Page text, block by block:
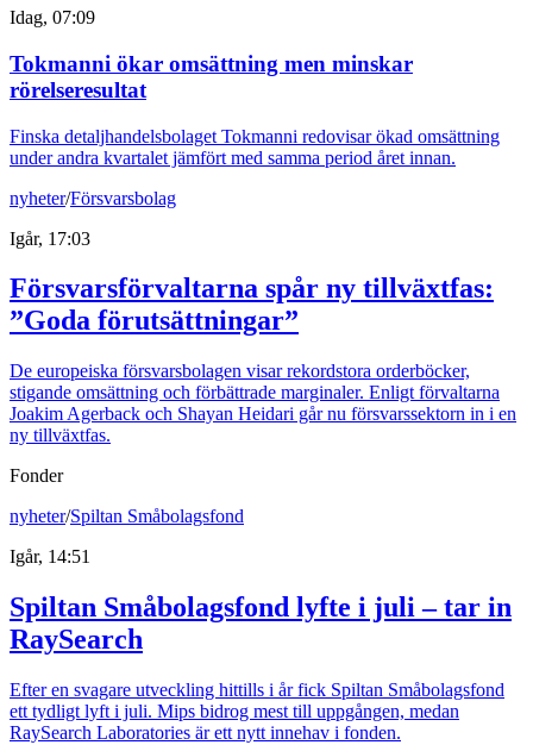
Idag, 07:09
Tokmanni ökar omsättning men minskar
rörelseresultat
Finska detaljhandelsbolaget Tokmanni redovisar ökad omsättning
under andra kvartalet jämfört med samma period året innan.
nyheter/Försvarsbolag
Igår, 17:03
Försvarsförvaltarna spår ny tillväxtfas:
”Goda förutsättningar”
De europeiska försvarsbolagen visar rekordstora orderböcker,
stigande omsättning och förbättrade marginaler. Enligt förvaltarna
Joakim Agerback och Shayan Heidari går nu försvarssektorn in i en
ny tillväxtfas.
Fonder
nyheter/Spiltan Småbolagsfond
Igår, 14:51
Spiltan Småbolagsfond lyfte i juli – tar in
RaySearch
Efter en svagare utveckling hittills i år fick Spiltan Småbolagsfond
ett tydligt lyft i juli. Mips bidrog mest till uppgången, medan
RaySearch Laboratories är ett nytt innehav i fonden.